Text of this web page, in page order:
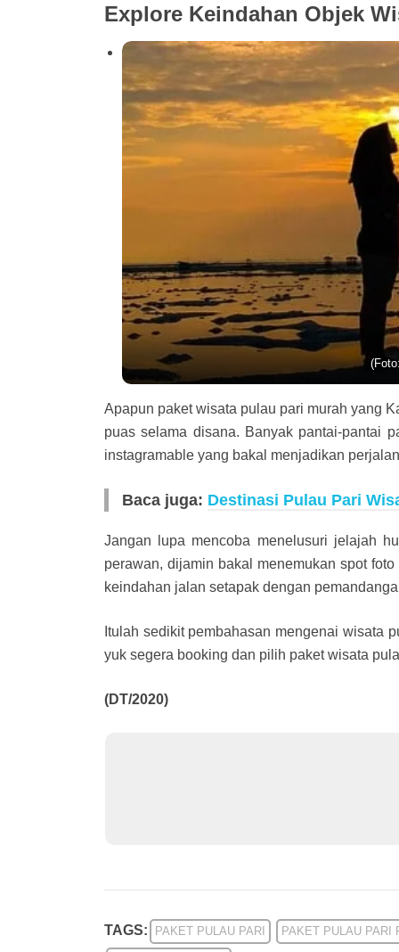
Explore Keindahan Objek
Apapun paket wisata pulau pari murah yang
puas selama disana. Banyak pantai-pantai
instagramable yang bakal menjadikan
Baca juga: Destinasi Pulau Pari
Jangan lupa mencoba menelusuri jelajah
perawan, dijamin bakal menemukan spot
keindahan jalan setapak dengan
Itulah sedikit pembahasan mengenai wisata
yuk segera booking dan pilih paket wisata
(DT/2020)
TAGS: PAKET PULAU PARI PAKET PULAU PARI